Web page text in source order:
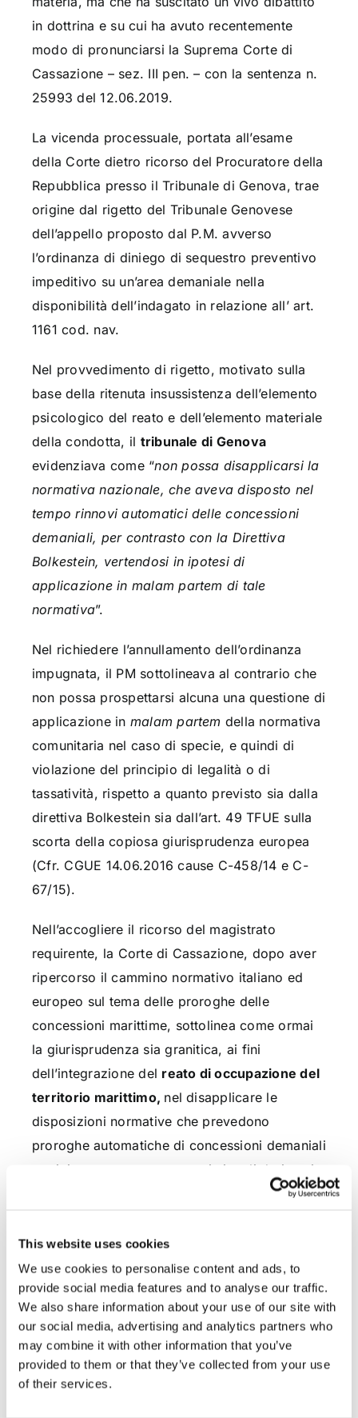
This website uses cookies
We use cookies to personalise content and ads, to
provide social media features and to analyse our traffic.
We also share information about your use of our site with
our social media, advertising and analytics partners who
may combine it with other information that you’ve
provided to them or that they’ve collected from your use
of their services.
in dottrina e su cui ha avuto recentemente
modo di pronunciarsi la Suprema Corte di
Cassazione – sez. III pen. – con la sentenza n.
25993 del 12.06.2019.
La vicenda processuale, portata all’esame
della Corte dietro ricorso del Procuratore della
Repubblica presso il Tribunale di Genova, trae
origine dal rigetto del Tribunale Genovese
dell’appello proposto dal P.M. avverso
l’ordinanza di diniego di sequestro preventivo
impeditivo su un’area demaniale nella
disponibilità dell’indagato in relazione all’ art.
1161 cod. nav.
Nel provvedimento di rigetto, motivato sulla
base della ritenuta insussistenza dell’elemento
psicologico del reato e dell’elemento materiale
della condotta, il tribunale di Genova
evidenziava come “non possa disapplicarsi la
normativa nazionale, che aveva disposto nel
tempo rinnovi automatici delle concessioni
demaniali, per contrasto con la Direttiva
Bolkestein, vertendosi in ipotesi di
applicazione in malam partem di tale
normativa”.
Nel richiedere l’annullamento dell’ordinanza
impugnata, il PM sottolineava al contrario che
non possa prospettarsi alcuna una questione di
applicazione in malam partem della normativa
comunitaria nel caso di specie, e quindi di
violazione del principio di legalità o di
tassatività, rispetto a quanto previsto sia dalla
direttiva Bolkestein sia dall’art. 49 TFUE sulla
scorta della copiosa giurisprudenza europea
(Cfr. CGUE 14.06.2016 cause C-458/14 e C-
67/15).
Nell’accogliere il ricorso del magistrato
requirente, la Corte di Cassazione, dopo aver
ripercorso il cammino normativo italiano ed
europeo sul tema delle proroghe delle
concessioni marittime, sottolinea come ormai
la giurisprudenza sia granitica, ai fini
dell’integrazione del reato di occupazione del
territorio marittimo, nel disapplicare le
disposizioni normative che prevedono
proroghe automatiche di concessioni demaniali
marittime per contrasto con i vincoli derivanti
dall’ordinamento comunitario in tema di diritto
conservazione dei rapporti già instaurati e
pendenti in base al D. L. 194/2009 (il quale
riguarda solo le concessioni nuove in quanto
sorte dopo la l. 88/2001 o comunque sorte
dopo la l. 88/2001 ma ancora valide a